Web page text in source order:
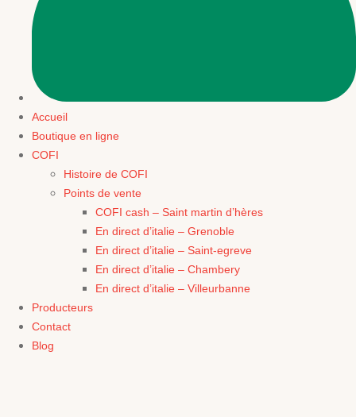
Accueil
Boutique en ligne
COFI
Histoire de COFI
Points de vente
COFI cash – Saint martin d’hères
En direct d’italie – Grenoble
En direct d’italie – Saint-egreve
En direct d’italie – Chambery
En direct d’italie – Villeurbanne
Producteurs
Contact
Blog